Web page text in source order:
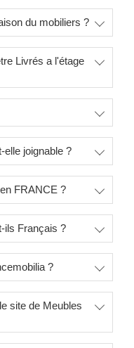
du mobiliers ?
Livrés a l'étage
elle joignable ?
FRANCE ?
ils Français ?
?
site de Meubles